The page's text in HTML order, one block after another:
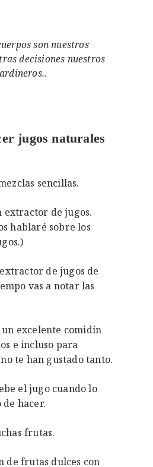
son nuestros
decisiones nuestros
jugos naturales
sencillas.
extractor de jugos.
hablaré sobre los
de jugos de
vas a notar las
un excelente comidín
e incluso para
te han gustado tanto.
el jugo cuando lo
hacer.
frutas.
de frutas dulces con